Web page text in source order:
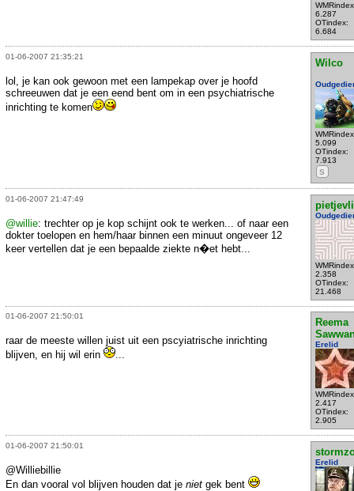
6.287
OTindex:
6.684
01-06-2007 21:35:21
Wilco
5.099
OTindex:
7.913
S
lol, je kan ook gewoon met een lampekap over je hoofd
schreeuwen dat je een eend bent om in een psychiatrische
inrichting te komen
01-06-2007 21:47:49
2.358
OTindex:
21.468
@willie: trechter op je kop schijnt ook te werken... of naar een
dokter toelopen en hem/haar binnen een minuut ongeveer 12
keer vertellen dat je een bepaalde ziekte n�et hebt...
01-06-2007 21:50:01
Reema
Erelid
2.417
OTindex:
2.905
raar de meeste willen juist uit een pscyiatrische inrichting
blijven, en hij wil erin
...
01-06-2007 21:50:01
Erelid
@Williebillie
En dan vooral vol blijven houden dat je niet gek bent